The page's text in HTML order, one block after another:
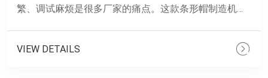
繁、调试麻烦是很多厂家的痛点。这款条形帽制造机支
VIEW DETAILS